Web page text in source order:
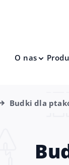
O nas
Budki dla